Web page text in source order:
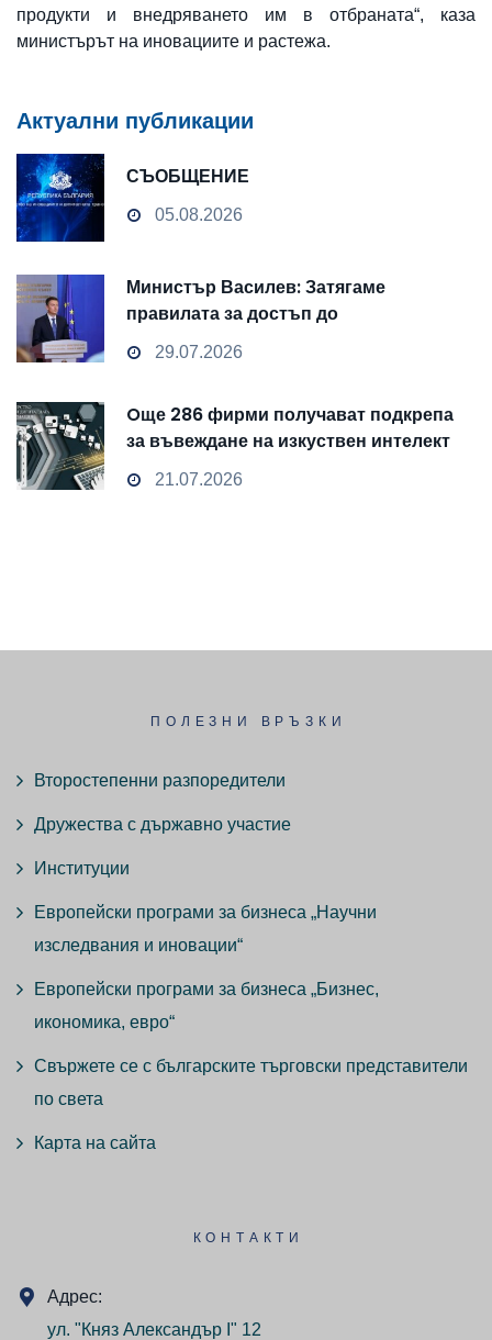
продукти и внедряването им в отбраната“, каза
министърът на иновациите и растежа.
Актуални публикации
СЪОБЩЕНИЕ
05.08.2026
Министър Василев: Затягаме
правилата за достъп до
чувствителни данни
29.07.2026
Oще 286 фирми получават подкрепа
за въвеждане на изкуствен интелект
и облачни технологии
21.07.2026
ПОЛЕЗНИ ВРЪЗКИ
Второстепенни разпоредители
Дружества с държавно участие
Институции
Европейски програми за бизнеса „Научни
изследвания и иновации“
Европейски програми за бизнеса „Бизнес,
икономика, евро“
Свържете се с българските търговски представители
по света
Карта на сайта
КОНТАКТИ
Адрес:
ул. "Княз Александър I" 12